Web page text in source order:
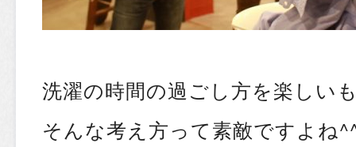
洗濯の時間の過ごし方を楽しい
そんな考え方って素敵ですよね